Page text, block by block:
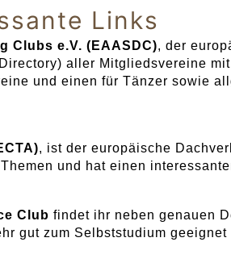
Links
Clubs e.V. (EAASDC), der
aller Mitgliedsvereine
und einen für Tänzer sowie
, ist der europäische
und hat einen
Club findet ihr neben genauen
gut zum Selbststudium geeignet